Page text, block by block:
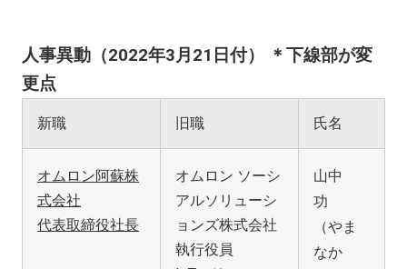
人事異動（2022年3月21日付）
＊下線部が変
更点
新職 旧職 氏名
オムロン阿蘇株
式会社
代表取締役社長
オムロン ソーシ
アルソリューシ
ョンズ株式会社
執行役員
山中
功
（やま
なか